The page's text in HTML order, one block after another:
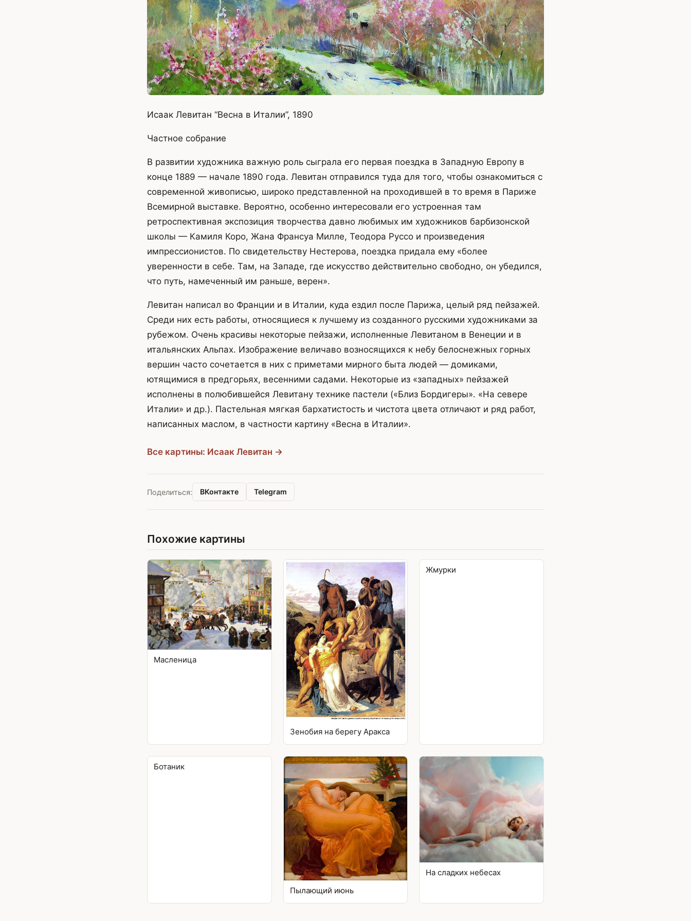
Исаак Левитан “Весна в Италии”, 1890
Частное собрание
В развитии художника важную роль сыграла его первая поездка в Западную Европу в
конце 1889 — начале 1890 года. Левитан отправился туда для того, чтобы ознакомиться с
современной живописью, широко представленной на проходившей в то время в Париже
Всемирной выставке. Вероятно, особенно интересовали его устроенная там
ретроспективная экспозиция творчества давно любимых им художников барбизонской
школы — Камиля Коро, Жана Франсуа Милле, Теодора Руссо и произведения
импрессионистов. По свидетельству Нестерова, поездка придала ему «более
уверенности в себе. Там, на Западе, где искусство действительно свободно, он убедился,
что путь, намеченный им раньше, верен».
Левитан написал во Франции и в Италии, куда ездил после Парижа, целый ряд пейзажей.
Среди них есть работы, относящиеся к лучшему из созданного русскими художниками за
рубежом. Очень красивы некоторые пейзажи, исполненные Левитаном в Венеции и в
итальянских Альпах. Изображение величаво возносящихся к небу белоснежных горных
вершин часто сочетается в них с приметами мирного быта людей — домиками,
ютящимися в предгорьях, весенними садами. Некоторые из «западных» пейзажей
исполнены в полюбившейся Левитану технике пастели («Близ Бордигеры». «На севере
Италии» и др.). Пастельная мягкая бархатистость и чистота цвета отличают и ряд работ,
написанных маслом, в частности картину «Весна в Италии».
Все картины: Исаак Левитан →
Поделиться: ВКонтакте Telegram
Похожие картины
Масленица
Зенобия на берегу Аракса
Жмурки
Ботаник
Пылающий июнь
На сладких небесах